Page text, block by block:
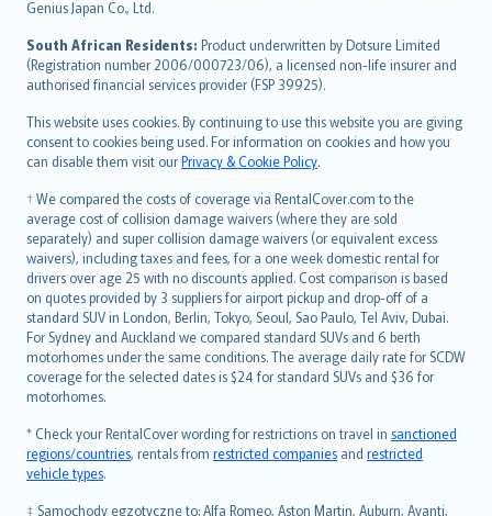
Genius Japan Co., Ltd.
South African Residents: Product underwritten by Dotsure Limited
(Registration number 2006/000723/06), a licensed non-life insurer and
authorised financial services provider (FSP 39925).
This website uses cookies. By continuing to use this website you are giving
consent to cookies being used. For information on cookies and how you
can disable them visit ourPrivacy & Cookie Policy.
† We compared the costs of coverage via RentalCover.com to the
average cost of collision damage waivers (where they are sold
separately) and super collision damage waivers (or equivalent excess
waivers), including taxes and fees, for a one week domestic rental for
drivers over age 25 with no discounts applied. Cost comparison is based
on quotes provided by 3 suppliers for airport pickup and drop-off of a
standard SUV in London, Berlin, Tokyo, Seoul, Sao Paulo, Tel Aviv, Dubai.
For Sydney and Auckland we compared standard SUVs and 6 berth
motorhomes under the same conditions. The average daily rate for SCDW
coverage for the selected dates is $24 for standard SUVs and $36 for
motorhomes.
* Check your RentalCover wording for restrictions on travel in sanctioned
regions/countries, rentals from restricted companies and restricted
vehicle types.
‡ Samochody egzotyczne to: Alfa Romeo, Aston Martin, Auburn, Avanti,
Bahasa Indonesia
latviešu
Lietuviškai
Bahasa Melayu
Română
српски
Slovensky
Slovenščina
Українська
Tiếng Việt